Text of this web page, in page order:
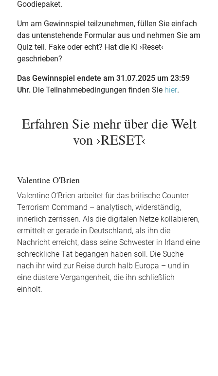
Goodiepaket.
Um am Gewinnspiel teilzunehmen, füllen Sie einfach
das untenstehende Formular aus und nehmen Sie am
Quiz teil. Fake oder echt? Hat die KI ›Reset‹
geschrieben?
Das Gewinnspiel endete am 31.07.2025 um 23:59
Uhr. Die Teilnahmebedingungen finden Sie hier.
Erfahren Sie mehr über die Welt
von ›RESET‹
Valentine O'Brien
Valentine O’Brien arbeitet für das britische Counter
Terrorism Command – analytisch, widerständig,
innerlich zerrissen. Als die digitalen Netze kollabieren,
ermittelt er gerade in Deutschland, als ihn die
Nachricht erreicht, dass seine Schwester in Irland eine
schreckliche Tat begangen haben soll. Die Suche
nach ihr wird zur Reise durch halb Europa – und in
eine düstere Vergangenheit, die ihn schließlich
einholt.